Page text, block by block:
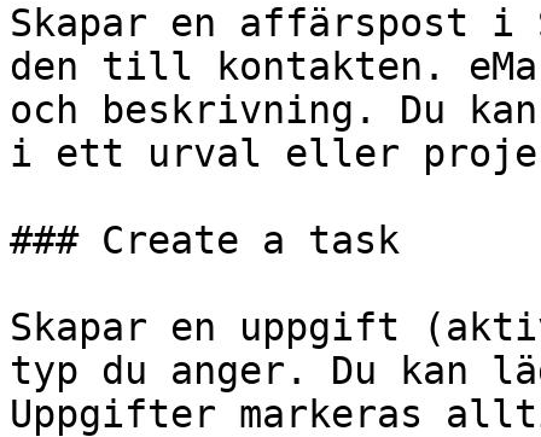
Skapar en affärspost
den till kontakten.
och beskrivning. Du
i ett urval eller
### Create a task
Skapar en uppgift
typ du anger. Du kan
Uppgifter markeras